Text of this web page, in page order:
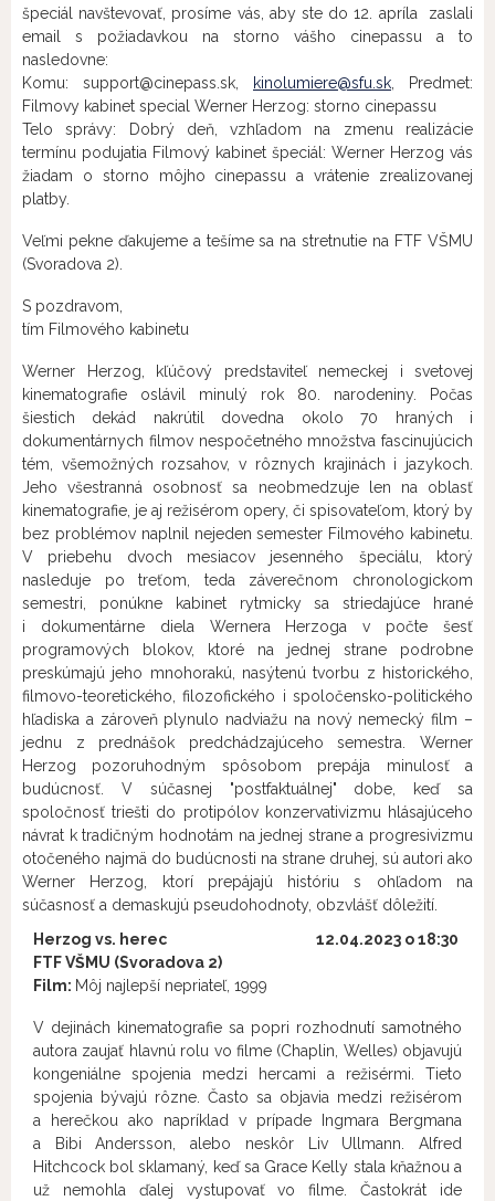
špeciál navštevovať, prosíme vás, aby ste do 12. apríla zaslali
email s požiadavkou na storno vášho cinepassu a to
nasledovne:
Komu: support@cinepass.sk,
kinolumiere@sfu.sk , Predmet:
Filmovy kabinet special Werner Herzog: storno cinepassu
Telo správy: Dobrý deň, vzhľadom na zmenu realizácie
termínu podujatia Filmový kabinet špeciál: Werner Herzog vás
žiadam o storno môjho cinepassu a vrátenie zrealizovanej
platby.
Veľmi pekne ďakujeme a tešíme sa na stretnutie na FTF VŠMU
(Svoradova 2).
S pozdravom,
tím Filmového kabinetu
Werner Herzog, kľúčový predstaviteľ nemeckej i svetovej
kinematografie oslávil minulý rok 80. narodeniny. Počas
šiestich dekád nakrútil dovedna okolo 70 hraných i
dokumentárnych filmov nespočetného množstva fascinujúcich
tém, všemožných rozsahov, v rôznych krajinách i jazykoch.
Jeho všestranná osobnosť sa neobmedzuje len na oblasť
kinematografie, je aj režisérom opery, či spisovateľom, ktorý by
bez problémov naplnil nejeden semester Filmového kabinetu.
V priebehu dvoch mesiacov jesenného špeciálu, ktorý
nasleduje po treťom, teda záverečnom chronologickom
semestri, ponúkne kabinet rytmicky sa striedajúce hrané
i dokumentárne diela Wernera Herzoga v počte šesť
programových blokov, ktoré na jednej strane podrobne
preskúmajú jeho mnohorakú, nasýtenú tvorbu z historického,
filmovo-teoretického, filozofického i spoločensko-politického
hľadiska a zároveň plynulo nadviažu na nový nemecký film –
jednu z prednášok predchádzajúceho semestra. Werner
Herzog pozoruhodným spôsobom prepája minulosť a
budúcnosť. V súčasnej "postfaktuálnej" dobe, keď sa
spoločnosť triešti do protipólov konzervativizmu hlásajúceho
návrat k tradičným hodnotám na jednej strane a progresivizmu
otočeného najmä do budúcnosti na strane druhej, sú autori ako
Werner Herzog, ktorí prepájajú históriu s ohľadom na
súčasnosť a demaskujú pseudohodnoty, obzvlášť dôležití.
Herzogvs. herec
12.04.2023 o 18:30
FTF VŠMU (Svoradova 2)
Film: Môj najlepší nepriateľ, 1999
V dejinách kinematografie sa popri rozhodnutí samotného
autora zaujať hlavnú rolu vo filme (Chaplin, Welles) objavujú
kongeniálne spojenia medzi hercami a režisérmi. Tieto
spojenia bývajú rôzne. Často sa objavia medzi režisérom
a herečkou ako napríklad v prípade Ingmara Bergmana
a Bibi Andersson, alebo neskôr Liv Ullmann. Alfred
Hitchcock bol sklamaný, keď sa Grace Kelly stala kňažnou a
už nemohla ďalej vystupovať vo filme. Častokrát ide